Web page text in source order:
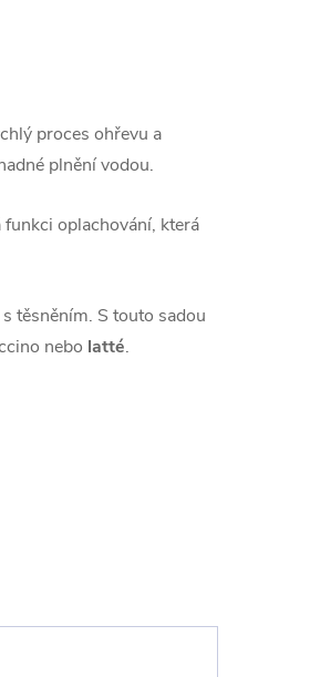
proces ohřevu a
plnění vodou.
funkci oplachování, která
těsněním. S touto sadou
nebo latté.